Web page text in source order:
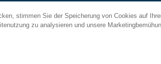
| Nederland
stimmen Sie der Speicherung von Cookies auf
zu analysieren und unsere